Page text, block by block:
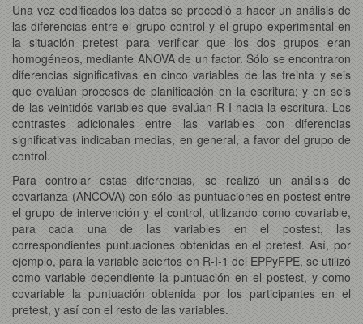
Una vez codificados los datos se procedió a hacer un análisis de
las diferencias entre el grupo control y el grupo experimental en
la situación pretest para verificar que los dos grupos eran
homogéneos, mediante ANOVA de un factor. Sólo se encontraron
diferencias significativas en cinco variables de las treinta y seis
que evalúan procesos de planificación en la escritura; y en seis
de las veintidós variables que evalúan R-I hacia la escritura. Los
contrastes adicionales entre las variables con diferencias
significativas indicaban medias, en general, a favor del grupo de
control.
Para controlar estas diferencias, se realizó un análisis de
covarianza (ANCOVA) con sólo las puntuaciones en postest entre
el grupo de intervención y el control, utilizando como covariable,
para cada una de las variables en el postest, las
correspondientes puntuaciones obtenidas en el pretest. Así, por
ejemplo, para la variable aciertos en R-I-1 del EPPyFPE, se utilizó
como variable dependiente la puntuación en el postest, y como
covariable la puntuación obtenida por los participantes en el
pretest, y así con el resto de las variables.